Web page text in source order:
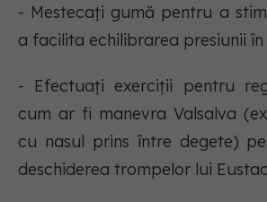
- Mestecați gumă pentru a
a facilita echilibrarea presiunii în
- Efectuați exerciții pentru
cum ar fi manevra Valsalva
cu nasul prins între degete)
deschiderea trompelor lui